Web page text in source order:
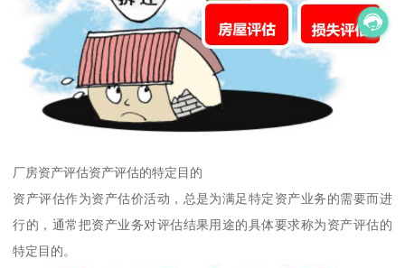
厂房资产评估资产评估的特定目的
资产评估作为资产估价活动，总是为满足特定资产业务的需要而进
行的，通常把资产业务对评估结果用途的具体要求称为资产评估的
特定目的。